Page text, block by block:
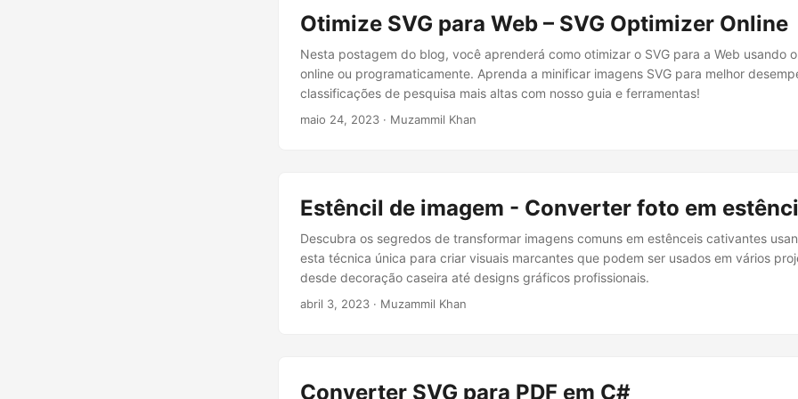
Otimize SVG para Web – SVG Optimizer Online
Nesta postagem do blog, você aprenderá como otimizar o SVG para a Web usando
online ou programaticamente. Aprenda a minificar imagens SVG para melhor
classificações de pesquisa mais altas com nosso guia e ferramentas!
maio 24, 2023 · Muzammil Khan
Estêncil de imagem - Converter foto em
Descubra os segredos de transformar imagens comuns em estênceis cativantes
esta técnica única para criar visuais marcantes que podem ser usados em vários
desde decoração caseira até designs gráficos profissionais.
abril 3, 2023 · Muzammil Khan
Converter SVG para PDF em C#